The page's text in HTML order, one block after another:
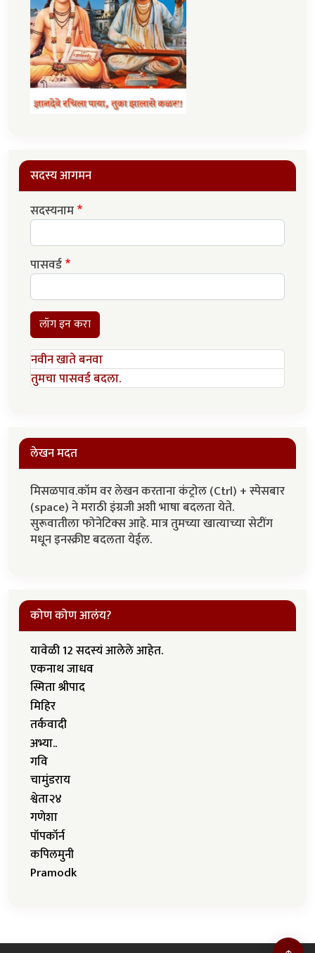
सदस्य आगमन
सदस्यनाम
पासवर्ड
लॉग इन करा
नवीन खाते बनवा
तुमचा पासवर्ड बदला.
लेखन मदत
मिसळपाव.कॉम वर लेखन करताना कंट्रोल (Ctrl) + स्पेसबार
(space) ने मराठी इंग्रजी अशी भाषा बदलता येते.
सुरूवातीला फोनेटिक्स आहे. मात्र तुमच्या खात्याच्या सेटींग
मधून इनस्क्रीप्ट बदलता येईल.
कोण कोण आलंय?
यावेळी 12 सदस्यं आलेले आहेत.
एकनाथ जाधव
स्मिता श्रीपाद
मिहिर
तर्कवादी
अभ्या..
गवि
चामुंडराय
श्वेता२४
गणेशा
पॉपकॉर्न
कपिलमुनी
Pramodk